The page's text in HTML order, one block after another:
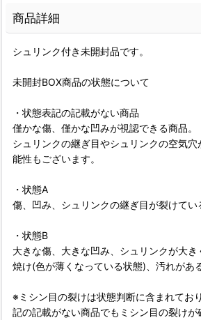
商品詳細
シュリンク付き未開封品です。
未開封BOX商品の状態について
・状態表記の記載がない商品
僅かな傷、僅かな凹みが視認できる商品。
シュリンクの継ぎ目やシュリンクの空気
能性もございます。
・状態A
傷、凹み、シュリンクの継ぎ目が裂けてい
・状態B
大きな傷、大きな凹み、シュリンクが大き
焼け(色が薄くなっている状態)、汚れがあ
※ミシン目の裂けは状態判断に含まれてお
記の記載がない商品でもミシン目の裂け